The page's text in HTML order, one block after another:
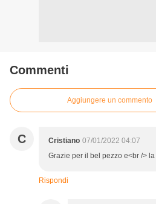
Commenti
Aggiungere un commento
C Cristiano 07/01/2022 04:07
Grazie per il bel pezzo e<br />
Rispondi